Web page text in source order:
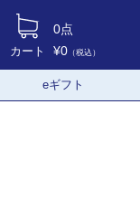
カート
0点
¥0 （税込）
eギフト